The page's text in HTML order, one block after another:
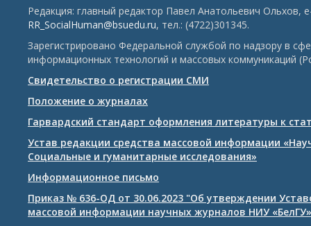
Редакция: главный редактор Павел Анатольевич Ольхов,
RR_SocialHuman@bsuedu.ru, тел.: (4722)301345.
Зарегистрировано Федеральной службой по надзору в
информационных технологий и массовых коммуникаций
Свидетельство о регистрации СМИ
Положение о журналах
Гарвардский стандарт оформления литературы к
Устав редакции средства массовой информации
Социальные и гуманитарные исследования»
Информационное письмо
Приказ № 636-ОД от 30.06.2023 "Об утверждении
массовой информации научных журналов НИУ «БелГУ»